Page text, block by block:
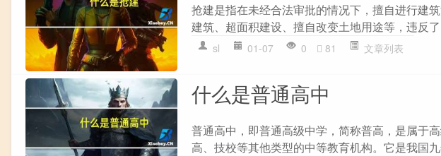
抢建是指在未经合法审批的情况下，擅自进行建
建筑、超面积建设、擅自改变土地用途等，违反
sl 01-07 0 81 文章列表
什么是普通高中
普通高中，即普通高级中学，简称普高，是属于
高、技校等其他类型的中等教育机构。它是我国